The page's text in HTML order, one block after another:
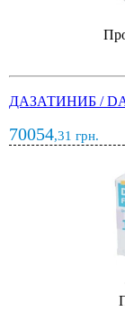
ДАЗАТИНИБ /
70054,31 грн.